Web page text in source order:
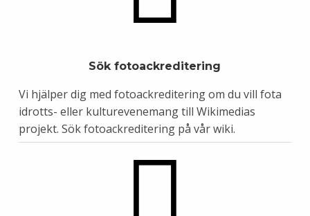
Sök fotoackreditering
Vi hjälper dig med fotoackreditering om du vill fota
idrotts- eller kulturevenemang till Wikimedias
projekt. Sök fotoackreditering på vår wiki.